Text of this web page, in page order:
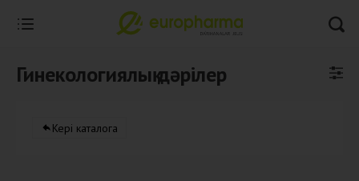
Гинекологиялық дәрілер
Кері каталогқа